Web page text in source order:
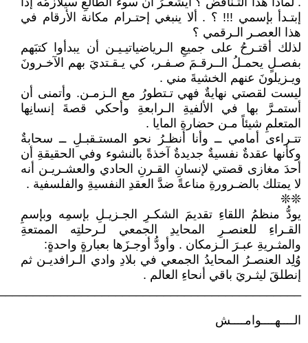
إبتـدأ بإسمي !!! ؟ . ألا ينبغي إحتـرام مكانة الأرقام في
هذا العصـر الـرقمي ؟
لذلك أقتـرحُ على جميعِ الـرياضياتيـيـن أن يبدأوا كتبَهم
بفصـلٍ يحمـلُ الــرقـمَ صـفـر، كي يـقـتديَ بهم الآخـرونَ
ويـزيلونَ عنهم الخشيةَ مني .
ليست لقصتي نهايةٌ فهي تـتطورُ مع الـزمـن. وأتمنى أن
أستمـرَّ بها في الألفيةِ الـرابعةِ وأحكي قصةَ إنسانِها
المتعلمِ شيئاً مـن حضارةِ المايا .
تتـراءى أمامي ــ وأنا أنظـرُ نحو المستـقبـلِ ــ سحابةٌ
وكأنها عقدةٌ نفسيةٌ جديدةٌ آخذةً بالنشوء وفي الحقيقةِ أن
أحدَ مغازى قصتي لإنسانِ القـرنِ الحادي والعشـريـن أنه
لا يمتلك بالضـرورةِ مناعةً ضدَّ العقدِ النفسيةِ والفلسفية .
❊❊
يودُّ منظمُ اللقاءِ تقديمَ الشكـرِ الجـزيـلِ بإسمِه وبإسمِ
القـراءِ للعنصـرِ المحايدِ الجمعي لـرحلتِه الممتعةِ
والمثـريةِ عبـرَ الـزمكان . وأودُّ أوجـزَها بعبارةٍ واحدةٍ:
وُلِد العنصـرُ المحايدُ الجمعي في بلادِ وادي الـرافديـن ثم
إنطلقَ ليثـريَ باقي أنحاءِ العالم .
الــــهــــوامــــش